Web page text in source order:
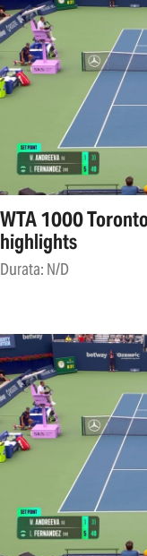
WTA 1000
highlights
Durata: N/D